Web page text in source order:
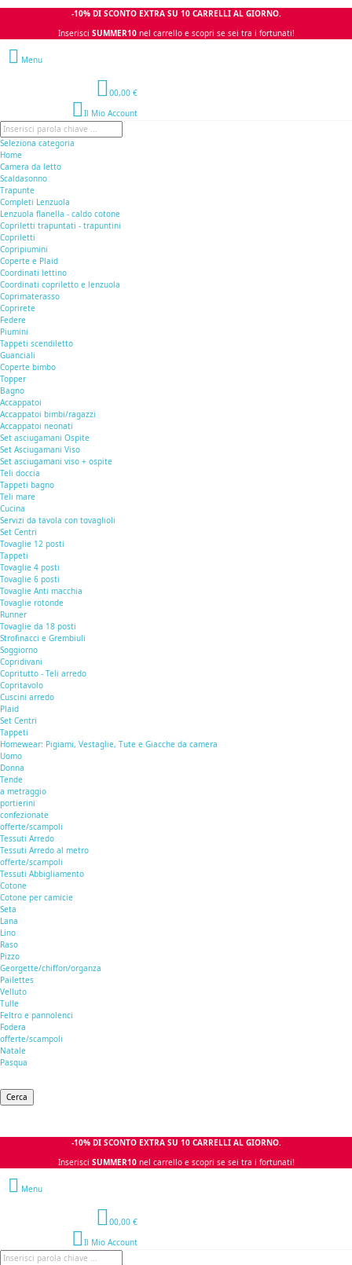
-10% DI SCONTO EXTRA SU 10 CARRELLI AL GIORNO.
Inserisci SUMMER10 nel carrello e scopri se sei tra i fortunati!
Menu
00,00 €
Il Mio Account
Seleziona categoria
Home
Camera da letto
Scaldasonno
Trapunte
Completi Lenzuola
Lenzuola flanella - caldo cotone
Copriletti trapuntati - trapuntini
Copriletti
Copripiumini
Coperte e Plaid
Coordinati lettino
Coordinati copriletto e lenzuola
Coprimaterasso
Coprirete
Federe
Piumini
Tappeti scendiletto
Guanciali
Coperte bimbo
Topper
Bagno
Accappatoi
Accappatoi bimbi/ragazzi
Accappatoi neonati
Set asciugamani Ospite
Set Asciugamani Viso
Set asciugamani viso + ospite
Teli doccia
Tappeti bagno
Teli mare
Cucina
Servizi da tavola con tovaglioli
Set Centri
Tovaglie 12 posti
Tappeti
Tovaglie 4 posti
Tovaglie 6 posti
Tovaglie Anti macchia
Tovaglie rotonde
Runner
Tovaglie da 18 posti
Strofinacci e Grembiuli
Soggiorno
Copridivani
Copritutto - Teli arredo
Copritavolo
Cuscini arredo
Plaid
Set Centri
Tappeti
Homewear: Pigiami, Vestaglie, Tute e Giacche da camera
Uomo
Donna
Tende
a metraggio
portierini
confezionate
offerte/scampoli
Tessuti Arredo
Tessuti Arredo al metro
offerte/scampoli
Tessuti Abbigliamento
Cotone
Cotone per camicie
Seta
Lana
Lino
Raso
Pizzo
Georgette/chiffon/organza
Pailettes
Velluto
Tulle
Feltro e pannolenci
Fodera
offerte/scampoli
Natale
Pasqua
Cerca
-10% DI SCONTO EXTRA SU 10 CARRELLI AL GIORNO.
Inserisci SUMMER10 nel carrello e scopri se sei tra i fortunati!
Menu
00,00 €
Il Mio Account